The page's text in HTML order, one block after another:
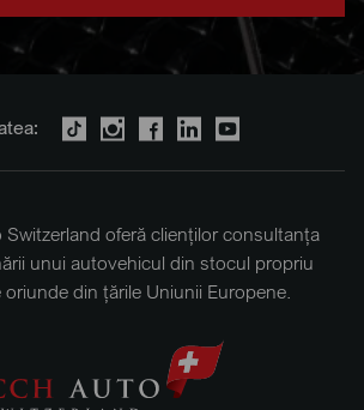
Switzerland oferă clienților consultanța
unui autovehicul din stocul propriu
din țările Uniunii Europene.